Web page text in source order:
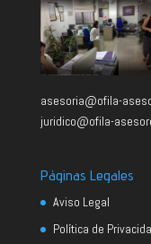
asesoria@ofila-
juridico@ofila-
Páginas Legales
Aviso Legal
Política de